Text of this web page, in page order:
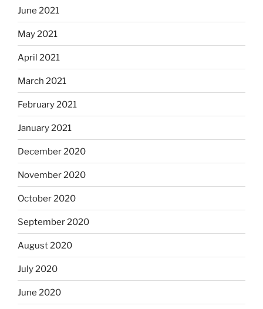
June 2021
May 2021
April 2021
March 2021
February 2021
January 2021
December 2020
November 2020
October 2020
September 2020
August 2020
July 2020
June 2020